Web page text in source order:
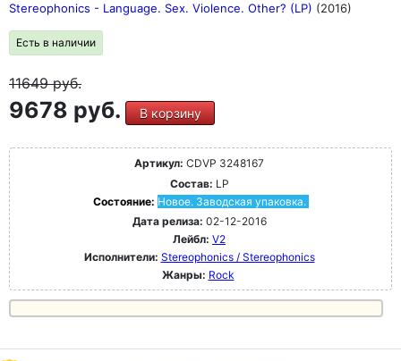
Stereophonics - Language. Sex. Violence. Other? (LP) (2016)
Есть в наличии
11649руб.
9678 руб. В корзину
Артикул: CDVP 3248167
Состав: LP
Состояние: Новое. Заводская упаковка.
Дата релиза: 02-12-2016
Лейбл: V2
Исполнители: Stereophonics / Stereophonics
Жанры: Rock